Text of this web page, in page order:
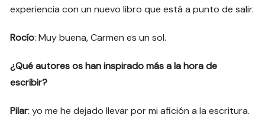
experiencia con un nuevo libro que está a punto de salir.
Rocío: Muy buena, Carmen es un sol.
¿Qué autores os han inspirado más a la hora de
escribir?
Pilar: yo me he dejado llevar por mi afición a la escritura.